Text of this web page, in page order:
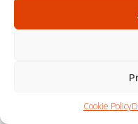
Cookie Policy
NASpI E Avvio
Shop